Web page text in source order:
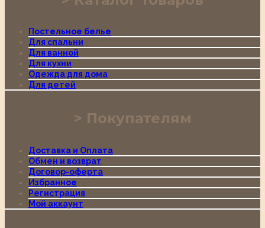
Постельное белье
Для спальни
Для ванной
Для кухни
Одежда для дома
Для детей
Покупателям
Доставка и Оплата
Обмен и возврат
Договор-оферта
Избранное
Регистрация
Мой аккаунт